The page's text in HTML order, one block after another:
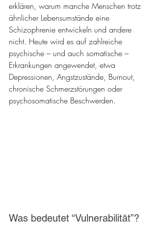
erklären, warum manche Menschen trotz
ähnlicher Lebensumstände eine
Schizophrenie entwickeln und andere
nicht. Heute wird es auf zahlreiche
psychische – und auch somatische –
Erkrankungen angewendet, etwa
Depressionen, Angstzustände, Burnout,
chronische Schmerzstörungen oder
psychosomatische Beschwerden.
Was bedeutet “Vulnerabilität”?